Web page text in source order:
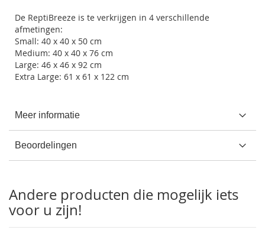
De ReptiBreeze is te verkrijgen in 4 verschillende
afmetingen:
Small: 40 x 40 x 50 cm
Medium: 40 x 40 x 76 cm
Large: 46 x 46 x 92 cm
Extra Large: 61 x 61 x 122 cm
Meer informatie
Beoordelingen
Andere producten die mogelijk iets
voor u zijn!